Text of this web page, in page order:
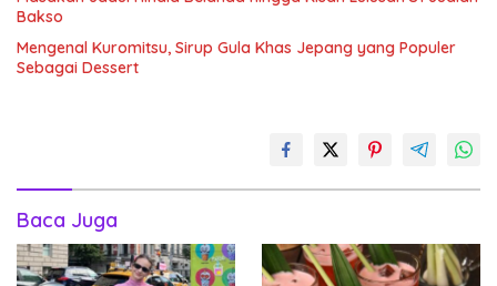
Bakso
Mengenal Kuromitsu, Sirup Gula Khas Jepang yang Populer
Sebagai Dessert
Baca Juga